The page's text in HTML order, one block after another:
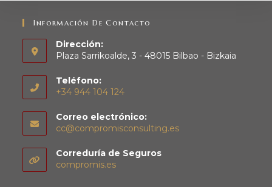
Información De Contacto
Dirección:
Plaza Sarrikoalde, 3 - 48015 Bilbao - Bizkaia
Teléfono:
+34 944 104 124
Correo electrónico:
cc@compromisconsulting.es
Correduría de Seguros
compromis.es